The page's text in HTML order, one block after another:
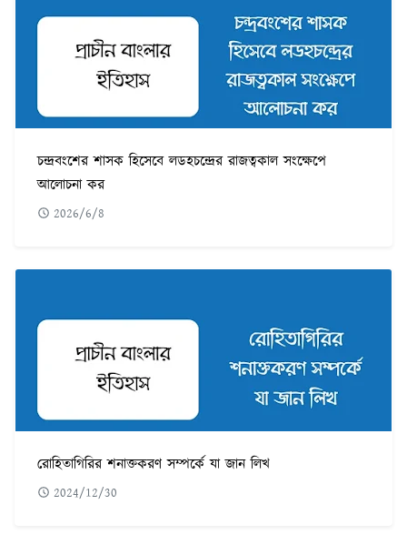
চন্দ্রবংশের শাসক হিসেবে লডহচন্দ্রের রাজত্বকাল সংক্ষেপে
আলোচনা কর
2026/6/8
রোহিতাগিরির শনাক্তকরণ সম্পর্কে যা জান লিখ
2024/12/30